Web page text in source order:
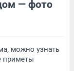
— фото
можно узнать
приметы